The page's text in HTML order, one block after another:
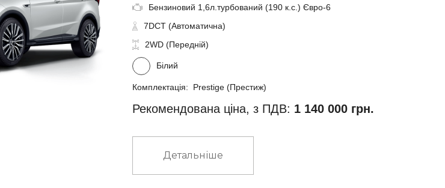
Бензиновий 1,6л.турбований (190 к.с.) Євро-6
7DCT (Автоматична)
2WD (Передній)
Білий
Комплектація: Prestige (Престиж)
Рекомендована ціна, з ПДВ: 1 140 000 грн.
Детальніше